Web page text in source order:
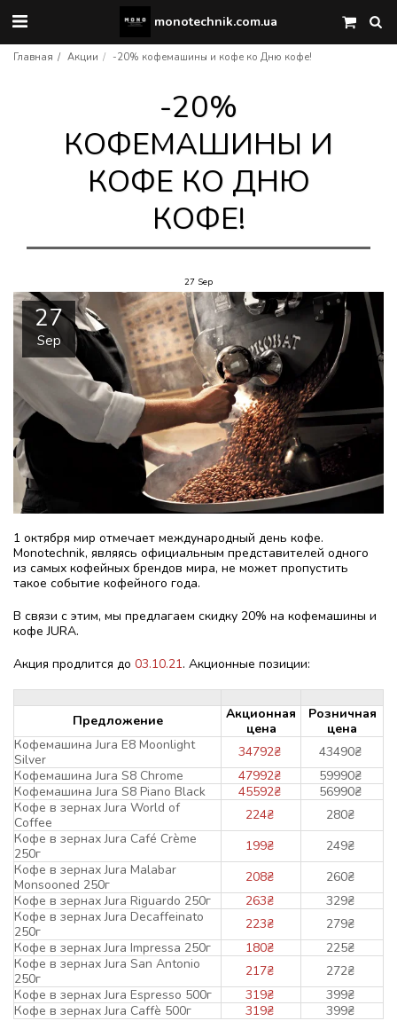
monotechnik.com.ua
Главная Акции -20% кофемашины и кофе ко Дню кофе!
-20%
КОФЕМАШИНЫ И
КОФЕ КО ДНЮ
КОФЕ!
27 Sep
27
Sep
1 октября мир отмечает международный день кофе.
Monotechnik, являясь официальным представителей одного
из самых кофейных брендов мира, не может пропустить
такое событие кофейного года.
В связи с этим, мы предлагаем скидку 20% на кофемашины и
кофе JURA.
Акция продлится до 03.10.21. Акционные позиции:
Предложение
Акционная
цена
Розничная
цена
Кофемашина Jura E8 Moonlight
Silver
34792₴ 43490₴
Кофемашина Jura S8 Chrome
47992₴ 59990₴
Кофемашина Jura S8 Piano Black
45592₴ 56990₴
Кофе в зернах Jura World of
Coffee
224₴ 280₴
Кофе в зернах Jura Café Crème
250г
199₴ 249₴
Кофе в зернах Jura Malabar
Monsooned 250г
208₴ 260₴
Кофе в зернах Jura Riguardo 250г
263₴ 329₴
Кофе в зернах Jura Decaffeinato
250г
223₴ 279₴
Кофе в зернах Jura Impressa 250г
180₴ 225₴
Кофе в зернах Jura San Antonio
250г
217₴ 272₴
Кофе в зернах Jura Espresso 500г
319₴ 399₴
Кофе в зернах Jura Caffè 500г
319₴ 399₴